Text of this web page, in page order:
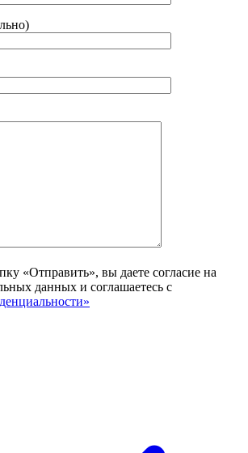
«Отправить», вы даете согласие на
данных и соглашаетесь с